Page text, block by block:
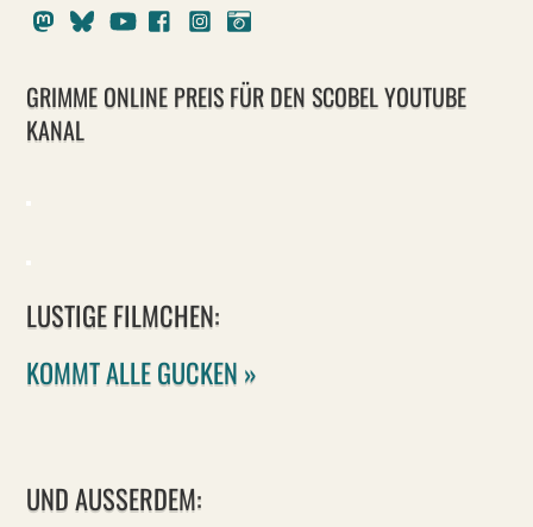
MastodonBlueskyYoutubeFacebookInstagram
GRIMME ONLINE PREIS FÜR DEN SCOBEL YOUTUBE
KANAL
LUSTIGE FILMCHEN:
KOMMT ALLE GUCKEN »
UND AUSSERDEM: